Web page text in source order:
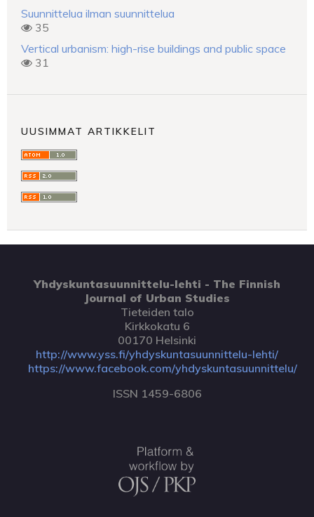
Suunnittelua ilman suunnittelua
35
Vertical urbanism: high-rise buildings and public space
31
UUSIMMAT ARTIKKELIT
Yhdyskuntasuunnittelu-lehti - The Finnish
Journal of Urban Studies
Tieteiden talo
Kirkkokatu 6
00170 Helsinki
http://www.yss.fi/yhdyskuntasuunnittelu-lehti/
https://www.facebook.com/yhdyskuntasuunnittelu/
ISSN 1459-6806